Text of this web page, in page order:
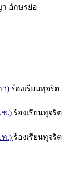
อักษรย่อ
ฯ) ร้องเรียนทุจริต
ช.) ร้องเรียนทุจริต
ท.) ร้องเรียนทุจริต